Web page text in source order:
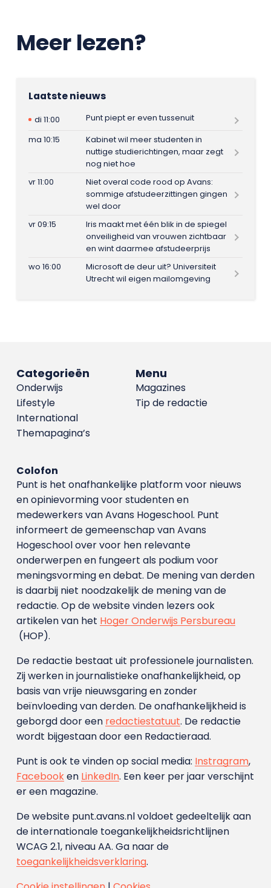
Meer lezen?
Laatste nieuws
di 11:00
Punt piept er even tussenuit
ma 10:15
Kabinet wil meer studenten in
nuttige studierichtingen, maar zegt
nog niet hoe
vr 11:00
Niet overal code rood op Avans:
sommige afstudeerzittingen gingen
wel door
vr 09:15
Iris maakt met één blik in de spiegel
onveiligheid van vrouwen zichtbaar
en wint daarmee afstudeerprijs
wo 16:00
Microsoft de deur uit? Universiteit
Utrecht wil eigen mailomgeving
Menu
Magazines
Tip de redactie
Categorieën
Onderwijs
Lifestyle
International
Themapagina’s
Colofon
Punt is het onafhankelijke platform voor nieuws
en opinievorming voor studenten en
medewerkers van Avans Hoge­school. Punt
informeert de gemeenschap van Avans
Hogeschool over voor hen relevante
onderwerpen en fungeert als podium voor
meningsvorming en debat. De mening van derden
is daarbij niet noodzakelijk de mening van de
redactie. Op de website vinden lezers ook
artikelen van het Hoger Onderwijs Persbureau
(HOP).
De redactie bestaat uit professionele journalisten.
Zij werken in journalistieke onafhankelijkheid, op
basis van vrije nieuwsgaring en zonder
beïnvloeding van derden. De onafhankelijkheid is
geborgd door een redactiestatuut. De redactie
wordt bijgestaan door een Redactieraad.
Punt is ook te vinden op social media: Instragram,
Facebooken LinkedIn. Een keer per jaar verschijnt
er een magazine.
De website punt.avans.nl voldoet gedeeltelijk aan
de internationale toegankelijkheidsrichtlijnen
WCAG 2.1, niveau AA. Ga naar de
toegankelijkheidsverklaring.